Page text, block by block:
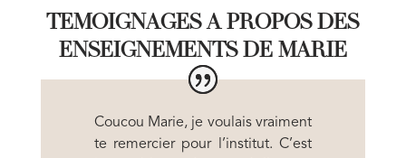
TEMOIGNAGES A PROPOS DES
ENSEIGNEMENTS DE MARIE
Coucou Marie, je voulais vraiment
te remercier pour l’institut. C’est